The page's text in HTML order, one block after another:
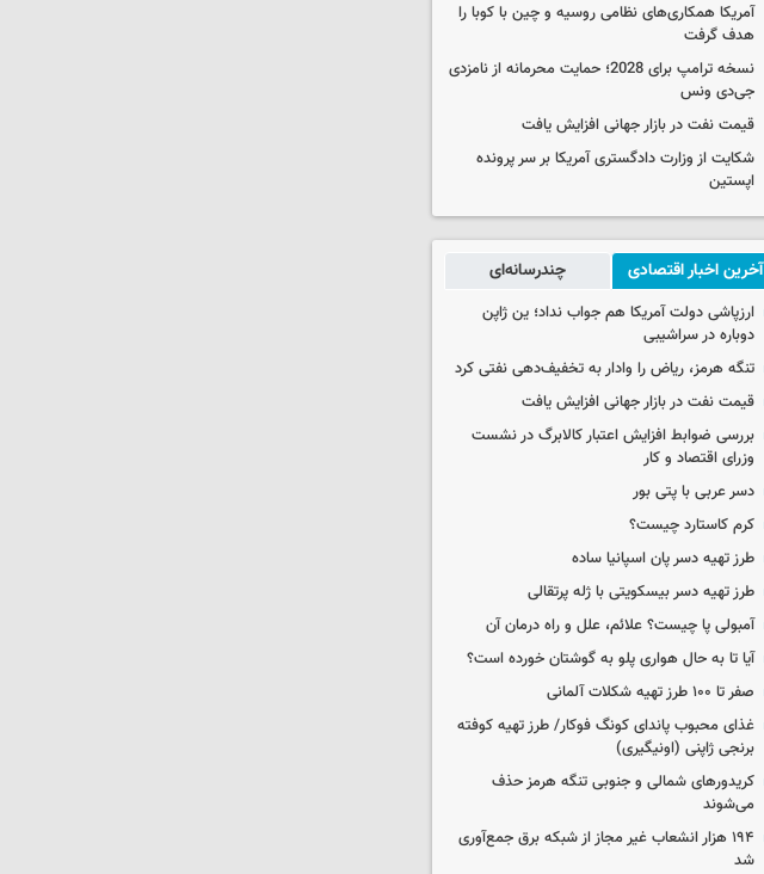
آمریکا همکاری‌های نظامی روسیه و چین با کوبا را
هدف گرفت
نسخه ترامپ برای 2028؛ حمایت محرمانه از نامزدی
جی‌دی ونس
قیمت نفت در بازار جهانی افزایش یافت
شکایت از وزارت دادگستری آمریکا بر سر پرونده
اپستین
آخرین اخبار اقتصادی چندرسانه‌ای
ارزپاشی دولت آمریکا هم جواب نداد؛ ین ژاپن
دوباره در سراشیبی
تنگه هرمز، ریاض را وادار به تخفیف‌دهی نفتی کرد
قیمت نفت در بازار جهانی افزایش یافت
بررسی ضوابط افزایش اعتبار کالابرگ در نشست
وزرای اقتصاد و کار
دسر عربی با پتی بور
کرم کاستارد چیست؟
طرز تهیه دسر پان اسپانیا ساده
طرز تهیه دسر بیسکویتی با ژله پرتقالی
آمبولی پا چیست؟ علائم، علل و راه درمان آن
آیا تا به حال هواری پلو به گوشتان خورده است؟
صفر تا ۱۰۰ طرز تهیه شکلات آلمانی
غذای محبوب پاندای کونگ فوکار/ طرز تهیه کوفته
برنجی ژاپنی (اونیگیری)
کریدورهای شمالی و جنوبی تنگه هرمز حذف
می‌شوند
۱۹۴ هزار انشعاب غیر مجاز از شبکه برق جمع‌آوری
شد